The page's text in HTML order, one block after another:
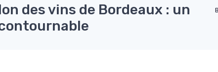
des vins de Bordeaux : un